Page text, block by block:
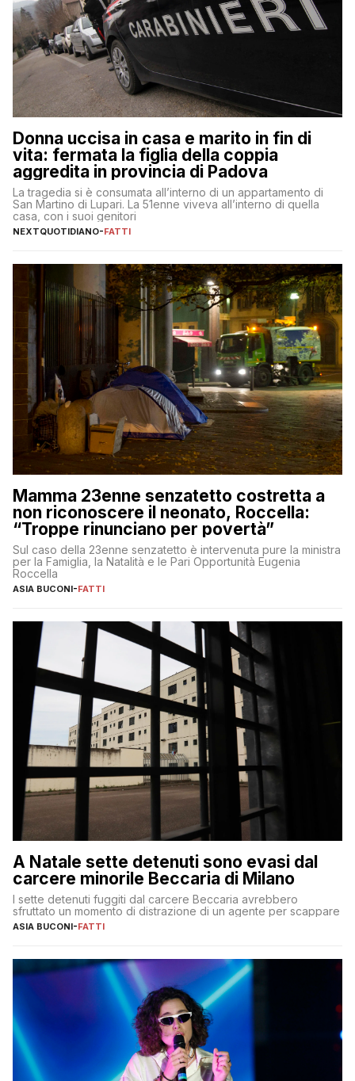
Donna uccisa in casa e marito in fin di
vita: fermata la figlia della coppia
aggredita in provincia di Padova
La tragedia si è consumata all’interno di un appartamento di
San Martino di Lupari. La 51enne viveva all’interno di quella
casa, con i suoi genitori
NEXTQUOTIDIANO-FATTI
Mamma 23enne senzatetto costretta a
non riconoscere il neonato, Roccella:
“Troppe rinunciano per povertà”
Sul caso della 23enne senzatetto è intervenuta pure la ministra
per la Famiglia, la Natalità e le Pari Opportunità Eugenia
Roccella
ASIA BUCONI-FATTI
A Natale sette detenuti sono evasi dal
carcere minorile Beccaria di Milano
I sette detenuti fuggiti dal carcere Beccaria avrebbero
sfruttato un momento di distrazione di un agente per scappare
ASIA BUCONI-FATTI